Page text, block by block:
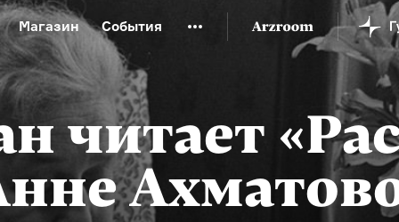
Магазин События
музей Новая Третьяковка
культуры
Русский язык от «гой еси» до «лол кек»
XX века
Русская литература XX века
читает